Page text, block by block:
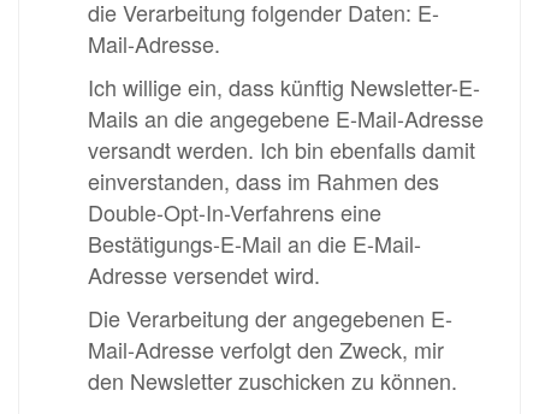
die Verarbeitung folgender Daten: E-
Mail-Adresse.
Ich willige ein, dass künftig Newsletter-E-
Mails an die angegebene E-Mail-Adresse
versandt werden. Ich bin ebenfalls damit
einverstanden, dass im Rahmen des
Double-Opt-In-Verfahrens eine
Bestätigungs-E-Mail an die E-Mail-
Adresse versendet wird.
Die Verarbeitung der angegebenen E-
Mail-Adresse verfolgt den Zweck, mir
den Newsletter zuschicken zu können.